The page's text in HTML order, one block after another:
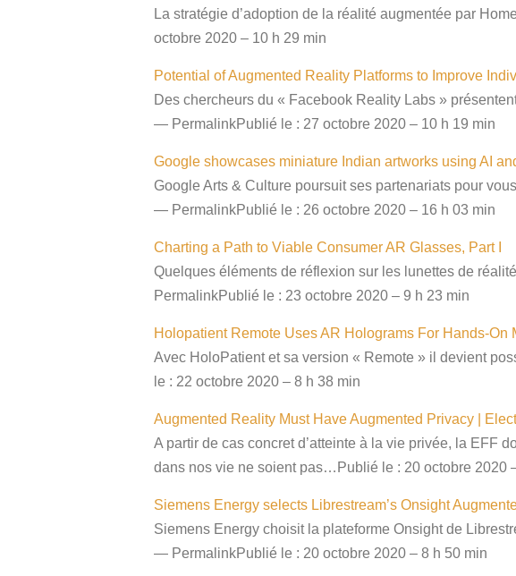
La stratégie d’adoption de la réalité augmentée par
octobre 2020 – 10 h 29 min
Potential of Augmented Reality Platforms to Improve
Des chercheurs du « Facebook Reality Labs »
— PermalinkPublié le : 27 octobre 2020 – 10 h 19 min
Google showcases miniature Indian artworks using AI
Google Arts & Culture poursuit ses partenariats pour
— PermalinkPublié le : 26 octobre 2020 – 16 h 03 min
Charting a Path to Viable Consumer AR Glasses, Part I
Quelques éléments de réflexion sur les lunettes de
PermalinkPublié le : 23 octobre 2020 – 9 h 23 min
Holopatient Remote Uses AR Holograms For Hands-On
Avec HoloPatient et sa version « Remote » il devient
le : 22 octobre 2020 – 8 h 38 min
Augmented Reality Must Have Augmented Privacy |
A partir de cas concret d’atteinte à la vie privée, la EFF
dans nos vie ne soient pas…Publié le : 20 octobre 2020
Siemens Energy selects Librestream’s Onsight
Siemens Energy choisit la plateforme Onsight de
— PermalinkPublié le : 20 octobre 2020 – 8 h 50 min